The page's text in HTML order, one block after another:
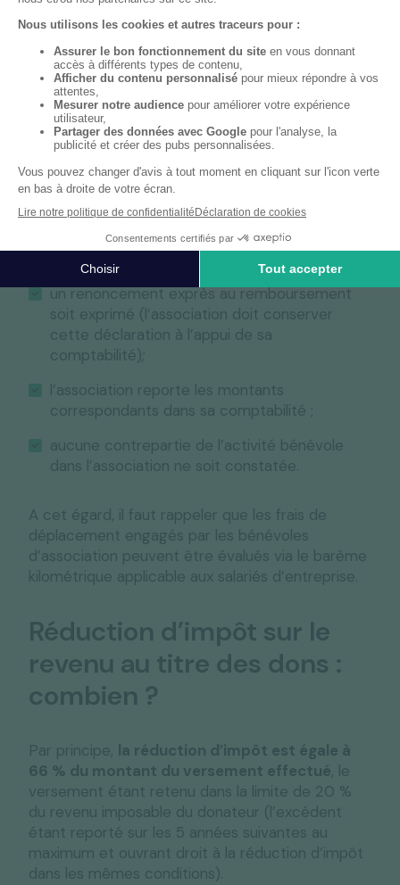
les frais soient engagés dans le cadre de
l’activité de l’association ;
la nature et le montant de ces frais soient
justifiés ;
l’association conserve dans sa comptabilité
les justifications fournies (billets de train,
factures d’achat, notes de carburant, de
un renoncement exprès au remboursement
soit exprimé (l’association doit conserver
cette déclaration à l’appui de sa
comptabilité)
l’association reporte les montants
correspondants dans sa comptabilité ;
aucune contrepartie de l’activité bénévole
dans l’association ne soit constatée.
A cet égard, il faut rappeler que les frais de
déplacement engagés par les bénévoles
d’association peuvent être évalués via le barème
kilométrique applicable aux salariés d’entreprise.
Réduction d’impôt sur le
revenu au titre des dons :
combien ?
Par principe, la réduction d’impôt est égale à
66 % du montant du versement effectué, le
versement étant retenu dans la limite de 20 %
du revenu imposable du donateur (l’excédent
étant reporté sur les 5 années suivantes au
maximum et ouvrant droit à la réduction d’impôt
dans les mêmes conditions).